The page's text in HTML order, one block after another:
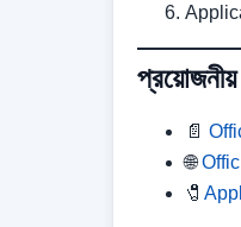
📄
🌐
🧷